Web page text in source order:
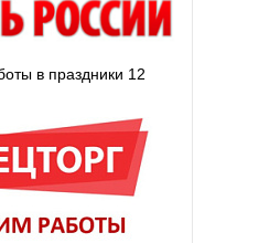
в праздники 12